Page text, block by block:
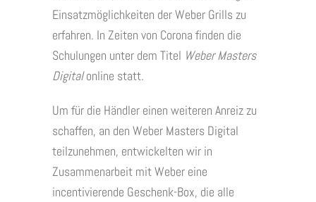
Einsatzmöglichkeiten der Weber Grills zu
erfahren. In Zeiten von Corona finden die
Schulungen unter dem Titel Weber Masters
Digitalonline statt.
Um für die Händler einen weiteren Anreiz zu
schaffen, an den Weber Masters Digital
teilzunehmen, entwickelten wir in
Zusammenarbeit mit Weber eine
incentivierende Geschenk-Box, die alle